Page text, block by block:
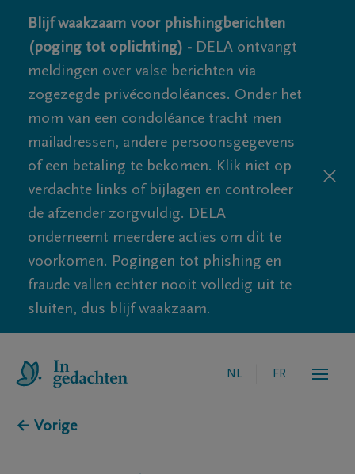
Blijf waakzaam voor phishingberichten
(poging tot oplichting) - DELA ontvangt
meldingen over valse berichten via
zogezegde privécondoléances. Onder het
mom van een condoléance tracht men
mailadressen, andere persoonsgegevens
of een betaling te bekomen. Klik niet op
verdachte links of bijlagen en controleer
de afzender zorgvuldig. DELA
onderneemt meerdere acties om dit te
voorkomen. Pogingen tot phishing en
fraude vallen echter nooit volledig uit te
sluiten, dus blijf waakzaam.
NL FR
← Vorige